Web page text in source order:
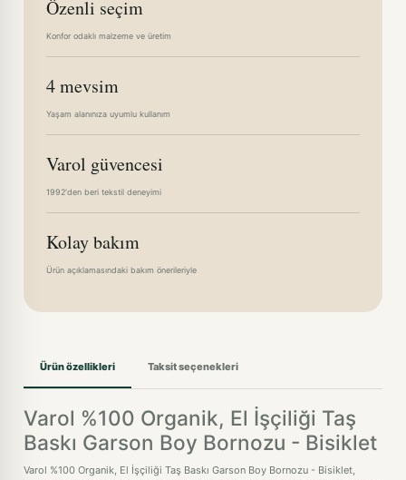
Özenli seçim
Konfor odaklı malzeme ve üretim
4 mevsim
Yaşam alanınıza uyumlu kullanım
Varol güvencesi
1992'den beri tekstil deneyimi
Kolay bakım
Ürün açıklamasındaki bakım önerileriyle
Ürün özellikleri Taksit seçenekleri
Varol %100 Organik, El İşçiliği Taş
Baskı Garson Boy Bornozu - Bisiklet
Varol %100 Organik, El İşçiliği Taş Baskı Garson Boy Bornozu - Bisiklet,